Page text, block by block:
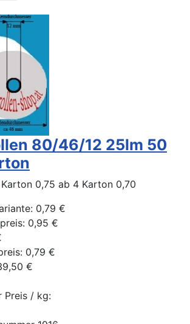
80/46/12 25lm 50
0,75 ab 4 Karton 0,70
0,79 €
0,95 €
0,79 €
€
Preis / kg: